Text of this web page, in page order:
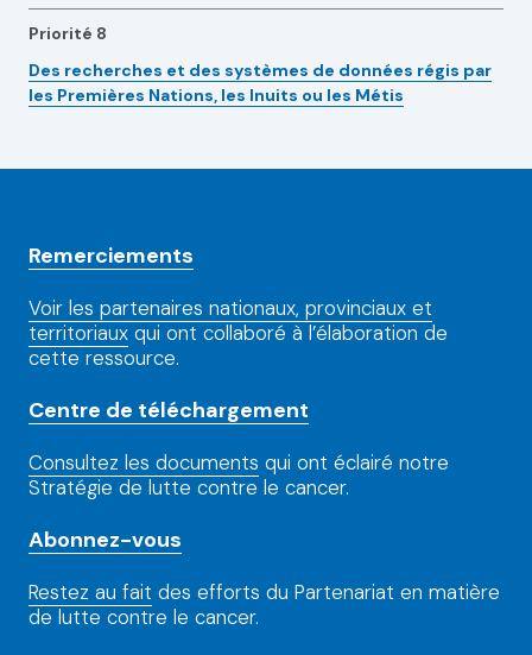
Priorité 8
Des recherches et des systèmes de données régis par
les Premières Nations, les Inuits ou les Métis
Remerciements
Voir les partenaires nationaux, provinciaux et
territoriaux qui ont collaboré à l’élaboration de
cette ressource.
Centre de téléchargement
Consultez les documents qui ont éclairé notre
Stratégie de lutte contre le cancer.
Abonnez-vous
Restez au fait des efforts du Partenariat en matière
de lutte contre le cancer.